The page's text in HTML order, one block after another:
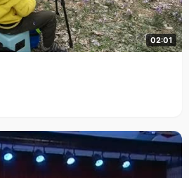
02:01